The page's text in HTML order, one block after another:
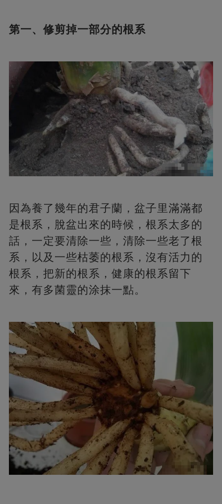
第一、修剪掉一部分的根系
因為養了幾年的君子蘭，盆子里滿滿都
是根系，脫盆出來的時候，根系太多的
話，一定要清除一些，清除一些老了根
系，以及一些枯萎的根系，沒有活力的
根系，把新的根系，健康的根系留下
來，有多菌靈的涂抹一點。